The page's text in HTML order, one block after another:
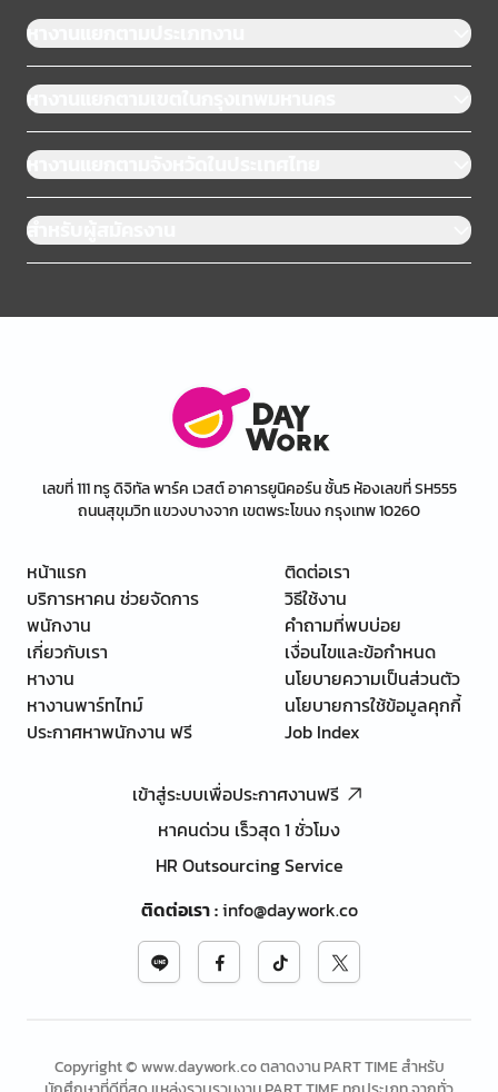
หางานแยกตามประเภทงาน
หางานแยกตามเขตในกรุงเทพมหานคร
หางานแยกตามจังหวัดในประเทศไทย
สำหรับผู้สมัครงาน
เลขที่ 111 ทรู ดิจิทัล พาร์ค เวสต์ อาคารยูนิคอร์น ชั้น5 ห้องเลขที่ SH555
ถนนสุขุมวิท แขวงบางจาก เขตพระโขนง กรุงเทพ 10260
หน้าแรก
บริการหาคน ช่วยจัดการ
พนักงาน
เกี่ยวกับเรา
หางาน
หางานพาร์ทไทม์
ประกาศหาพนักงาน ฟรี
ติดต่อเรา
วิธีใช้งาน
คำถามที่พบบ่อย
เงื่อนไขและข้อกำหนด
นโยบายความเป็นส่วนตัว
นโยบายการใช้ข้อมูลคุกกี้
Job Index
เข้าสู่ระบบเพื่อประกาศงานฟรี
หาคนด่วน เร็วสุด 1 ชั่วโมง
HR Outsourcing Service
ติดต่อเรา:info@daywork.co
Copyright © www.daywork.co ตลาดงาน PART TIME สำหรับ